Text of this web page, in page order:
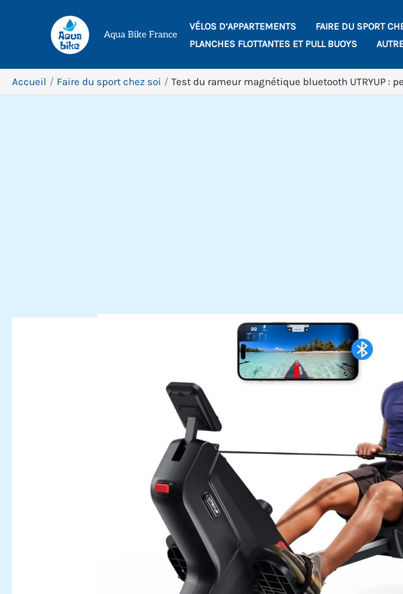
Aqua Bike France
VÉLOS D’APPARTEMENTS FAIRE DU SPORT
PLANCHES FLOTTANTES ET PULL BUOYS
Accueil Faire du sport chez soi Test du rameur magnétique bluetooth UTRYUP :